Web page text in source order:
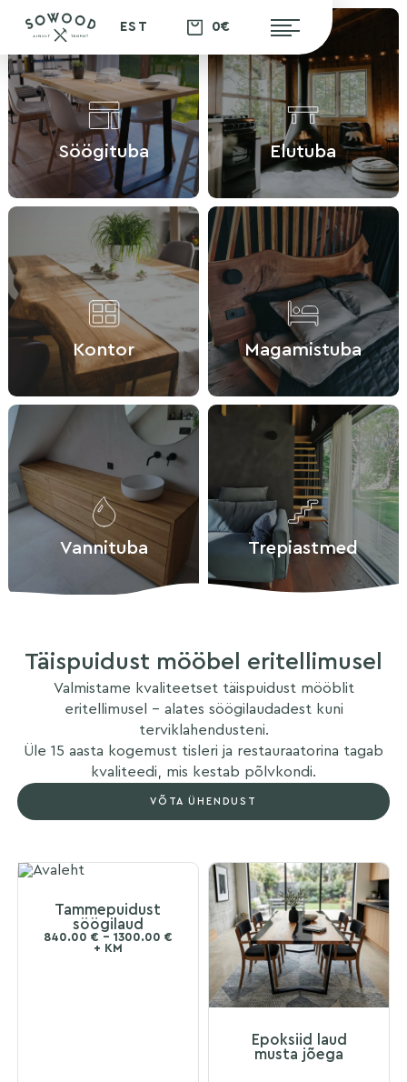
EST 0€
Söögituba Elutuba
Kontor Magamistuba
Vannituba Trepiastmed
Täispuidust mööbel eritellimusel
Valmistame kvaliteetset täispuidust mööblit
eritellimusel – alates söögilaudadest kuni
terviklahendusteni.
Üle 15 aasta kogemust tisleri ja restauraatorina tagab
kvaliteedi, mis kestab põlvkondi.
VÕTA ÜHENDUST
Tammepuidust
söögilaud
840.00 € - 1300.00 €
+ KM
Epoksiid laud
musta jõega